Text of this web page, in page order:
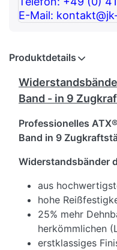
E-Mail:
Produktdetails
Band - in 9
Professionelles
Band in 9
Widerstandsbänder
aus
hohe
25% mehr
herkömmlichen
erstklassiges